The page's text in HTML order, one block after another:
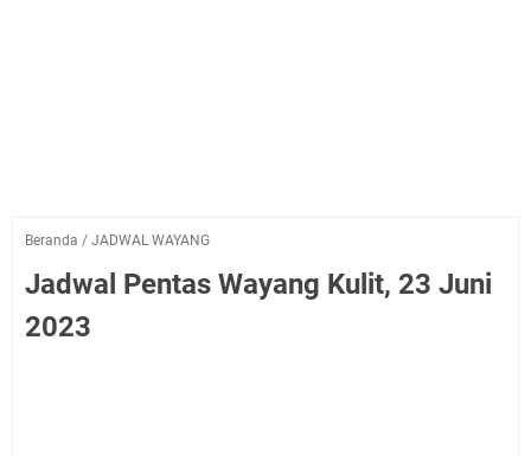
Beranda / JADWAL WAYANG
Jadwal Pentas Wayang Kulit, 23 Juni
2023